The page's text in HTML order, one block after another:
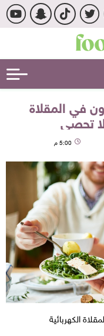
في المقلاة
لا تحصى
5:00 م
الكهربائية